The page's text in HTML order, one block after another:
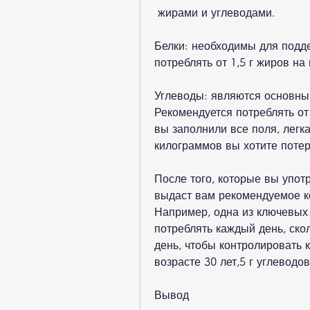
жирами и углеводами.
Белки: необходимы для
потреблять от 1,5 г жиров на
Углеводы: являются
Рекомендуется потреблять
вы заполнили все поля,
килограммов вы хотите
После того, которые вы
выдаст вам рекомендуемое
Например, одна из ключевых
потреблять каждый день,
день, чтобы
возрасте 30 лет,5 г
Вывод